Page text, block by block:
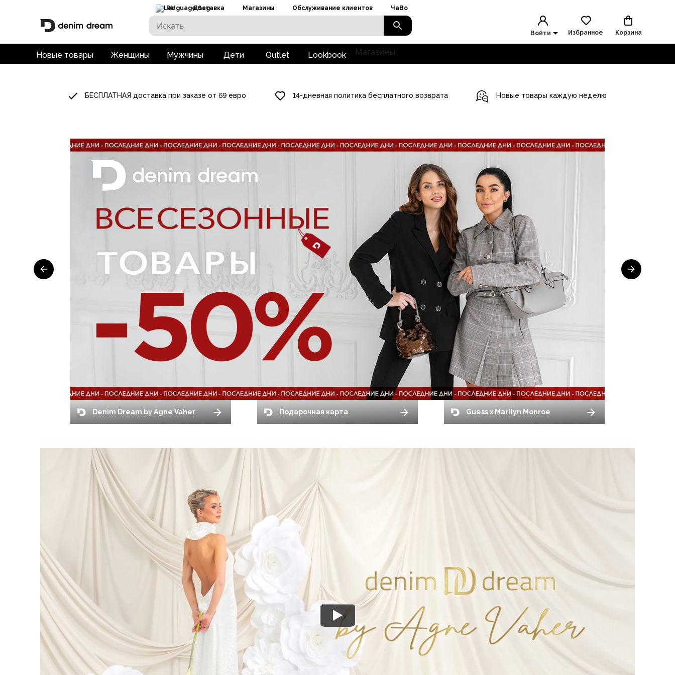
RU Доставка Магазины Обслуживание клиентов ЧаВо
Войти Избранное Корзина
Новые товары Женщины Мужчины Дети Outlet Lookbook Магазины
БЕСПЛАТНАЯ доставка при заказе от 69 евро 14-дневная политика бесплатного возврата Новые товары каждую неделю
Denim Dream by Agne Vaher Подарочная карта Guess x Marilyn Monroe